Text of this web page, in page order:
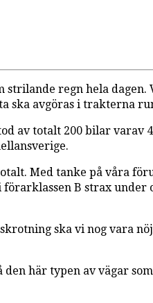
regn hela
ska avgöras i trakterna
av totalt 200 bilar varav
Med tanke på våra
B strax under
ska vi nog vara
här typen av vägar